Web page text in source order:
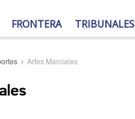
FRONTERA TRIBUNALES
Artes Marciales